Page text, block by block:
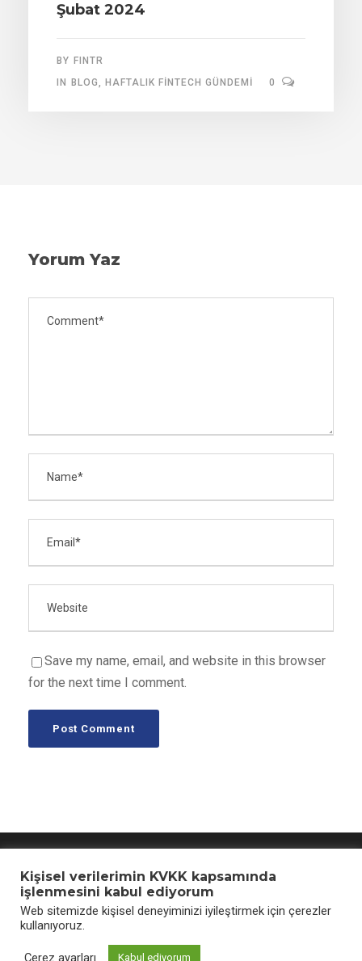
Şubat 2024
BY FINTR
IN
BLOG, HAFTALIK FINTECH GÜNDEMI 0
Yorum Yaz
Save my name, email, and website in this browser
for the next time I comment.
Telif Hakkı © 2021 FINTR - Tüm Hakları Saklıdır
Kişisel verilerimin KVKK kapsamında
işlenmesini kabul ediyorum
Web sitemizde kişisel deneyiminizi iyileştirmek için çerezler
kullanıyoruz.
Çerez ayarları Kabul ediyorum